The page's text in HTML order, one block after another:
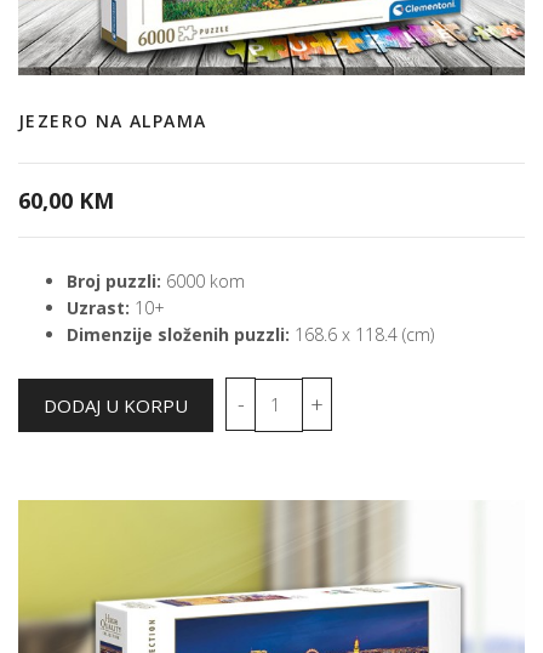
JEZERO NA ALPAMA
60,00 KM
Broj puzzli: 6000 kom
Uzrast: 10+
Dimenzije složenih puzzli: 168.6 x 118.4 (cm)